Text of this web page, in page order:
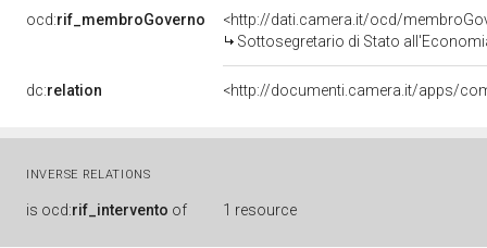
ocd:rif_membroGoverno
<http://dati.camera.it/ocd/
Sottosegretario di Stato
dc:relation
INVERSE RELATIONS
is ocd:rif_intervento of 1 resource